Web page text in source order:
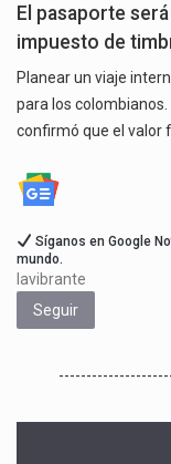
El pasaporte
impuesto de
Planear un viaje
para los
confirmó que el valor
Síganos en Google
mundo.
lavibrante
Seguir